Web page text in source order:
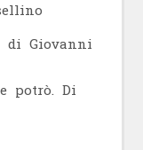
di Giovanni
potrò. Di